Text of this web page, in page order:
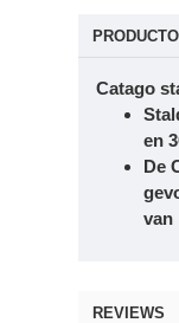
Catago
en
De
van
REVIEWS